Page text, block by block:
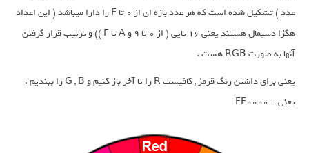
عدد ) تشکیل شده است که هر عدد بازه ای از 0 تا F را دارا میباشد ( این اعداد
هگزا دسیمال هستند یعنی 16 تایی ( از 0 تا 9 و A تا F )) و ترتیب قرار گرفتن
آنها به صورت RGB هست .
یعنی برای داشتن رنگ قرمز , کافیست R را تا آخر باز کنیم و G , B را ببندیم .
یعنی = FF0000